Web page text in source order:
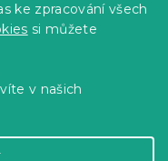
ke zpracování všech
si můžete
v našich